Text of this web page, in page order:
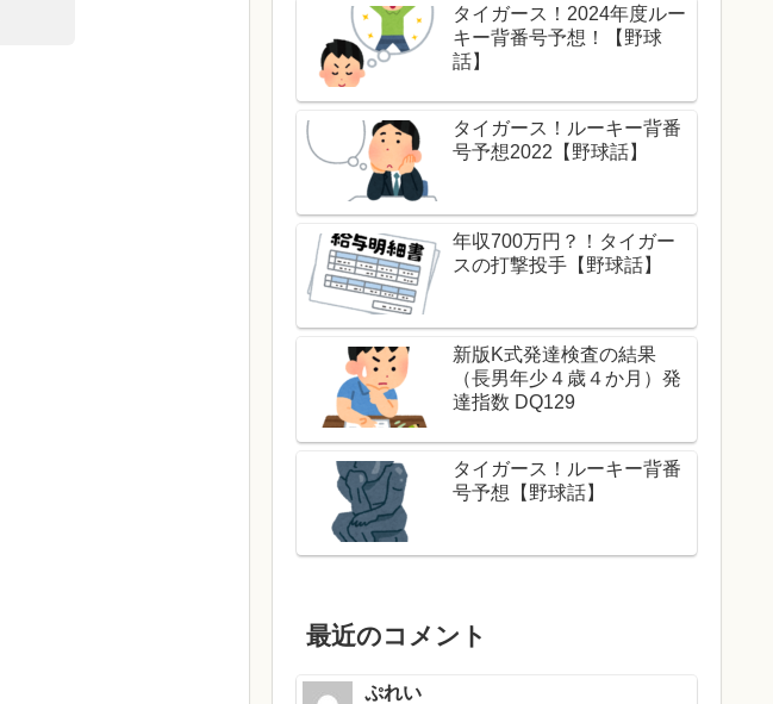
タイガース！2024年度ルー
キー背番号予想！【野球
話】
タイガース！ルーキー背番
号予想2022【野球話】
年収700万円？！タイガー
スの打撃投手【野球話】
新版K式発達検査の結果
（長男年少４歳４か月）発
達指数 DQ129
タイガース！ルーキー背番
号予想【野球話】
最近のコメント
ぷれい